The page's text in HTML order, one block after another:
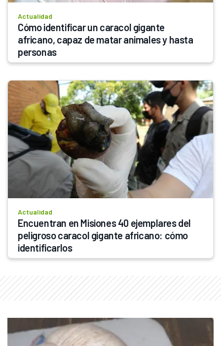
Actualidad
Cómo identificar un caracol gigante
africano, capaz de matar animales y hasta
personas
Actualidad
Encuentran en Misiones 40 ejemplares del
peligroso caracol gigante africano: cómo
identificarlos